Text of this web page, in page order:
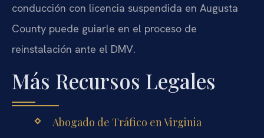
conducción con licencia suspendida en Augusta
County puede guiarle en el proceso de
reinstalación ante el DMV.
Más Recursos Legales
Abogado de Tráfico en Virginia